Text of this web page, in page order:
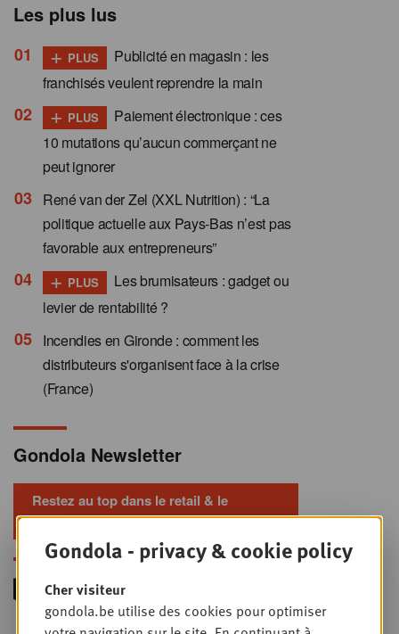
Les plus lus
+ PLUS
Publicité en magasin : les
franchisés veulent reprendre la main
+ PLUS
Paiement électronique : ces
10 mutations qu’aucun commerçant ne
peut ignorer
René van der Zel (XXL Nutrition) : “La
politique actuelle aux Pays-Bas n’est pas
favorable aux entrepreneurs”
+ PLUS
Les brumisateurs : gadget ou
levier de rentabilité ?
Incendies en Gironde : comment les
distributeurs s'organisent face à la crise
(France)
Gondola Newsletter
Restez au top dans le retail & le
foodservice !
Gondola - privacy & cookie policy
Cher visiteur
gondola.be utilise des cookies pour optimiser